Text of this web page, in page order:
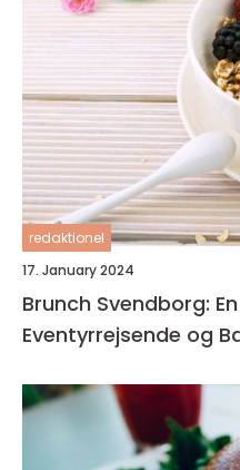
redaktionel
17. January 2024
Brunch Svendborg:
Eventyrrejsende og